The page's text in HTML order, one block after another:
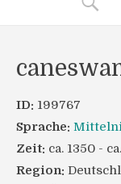
ID: 199767
Sprache:
Zeit: ca. 1350 -
Region: